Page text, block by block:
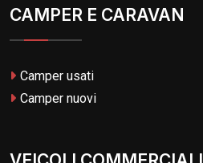
CAMPER E CARAVAN
Camper usati
Camper nuovi